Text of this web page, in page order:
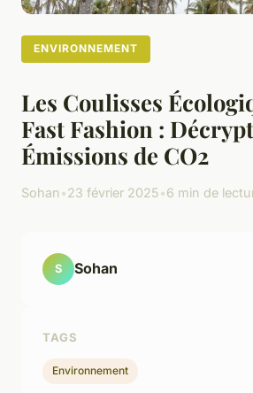
ENVIRONNEMENT
Les Coulisses
Fast Fashion :
Émissions de CO2
Sohan•23 février 2025•6 min de
S Sohan
TAGS
Environnement